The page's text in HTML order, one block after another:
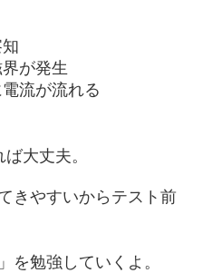
が発生
流が流れる
大丈夫。
きやすいからテスト前
」を勉強していくよ。